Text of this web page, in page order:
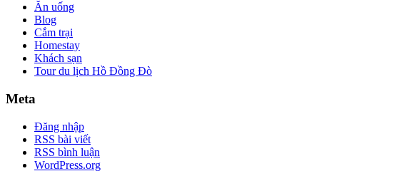
Ăn uống
Blog
Cắm trại
Homestay
Khách sạn
Tour du lịch Hồ Đồng Đò
Meta
Đăng nhập
RSS bài viết
RSS bình luận
WordPress.org